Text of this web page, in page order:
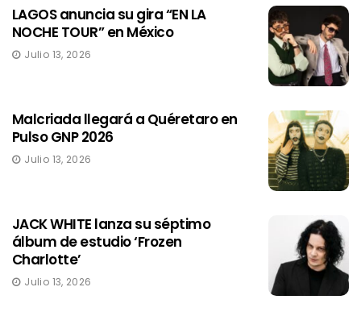
LAGOS anuncia su gira “EN LA
NOCHE TOUR” en México
Julio 13, 2026
Malcriada llegará a Quéretaro en
Pulso GNP 2026
Julio 13, 2026
JACK WHITE lanza su séptimo
álbum de estudio ‘Frozen
Charlotte’
Julio 13, 2026